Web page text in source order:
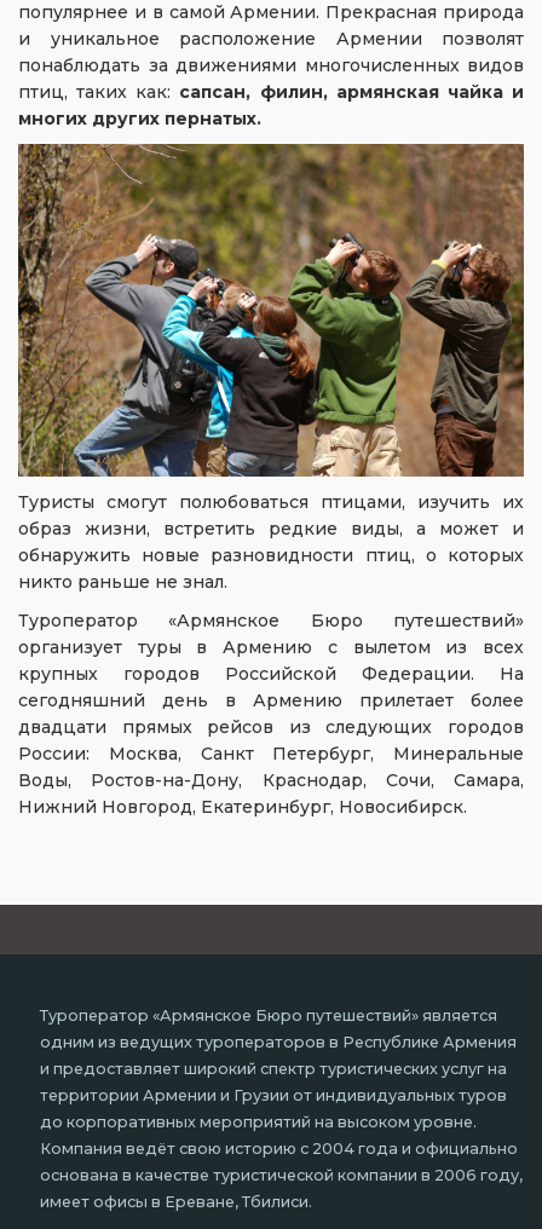
популярнее и в самой Армении. Прекрасная природа
и уникальное расположение Армении позволят
понаблюдать за движениями многочисленных видов
птиц, таких как: сапсан, филин, армянская чайка и
многих других пернатых.
Туристы смогут полюбоваться птицами, изучить их
образ жизни, встретить редкие виды, а может и
обнаружить новые разновидности птиц, о которых
никто раньше не знал.
Туроператор «Армянское Бюро путешествий»
организует туры в Армению с вылетом из всех
крупных городов Российской Федерации. На
сегодняшний день в Армению прилетает более
двадцати прямых рейсов из следующих городов
России: Москва, Санкт Петербург, Минеральные
Воды, Ростов-на-Дону, Краснодар, Сочи, Самара,
Нижний Новгород, Екатеринбург, Новосибирск.
Туроператор «Армянское Бюро путешествий» является
одним из ведущих туроператоров в Республике Армения
и предоставляет широкий спектр туристических услуг на
территории Армении и Грузии от индивидуальных туров
до корпоративных мероприятий на высоком уровне.
Компания ведёт свою историю с 2004 года и официально
основана в качестве туристической компании в 2006 году,
имеет офисы в Ереване, Тбилиси.